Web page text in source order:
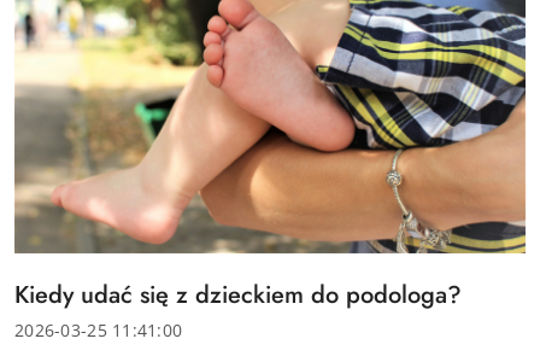
Tytuł
artykułu:
Kiedy udać się z dzieckiem do podologa?
Data
2026-03-25 11:41:00